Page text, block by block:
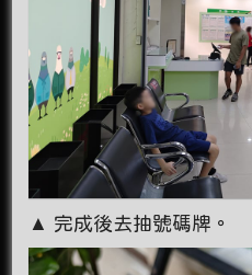
▲ 完成後去抽號碼牌。